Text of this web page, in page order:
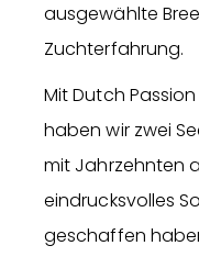
ausgewählte
Zuchterfahrung.
Mit Dutch
haben wir zwei
mit Jahrzehnten
eindrucksvolles
geschaffen